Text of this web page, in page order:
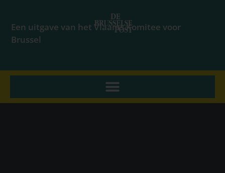
Een uitgave van het Vlaams Komitee voor
Brussel